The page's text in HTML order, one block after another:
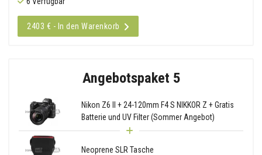
2403 € - In den Warenkorb
Angebotspaket 5
Nikon Z6 II + 24-120mm F4 S NIKKOR Z + Gratis
Batterie und UV Filter (Sommer Angebot)
Neoprene SLR Tasche